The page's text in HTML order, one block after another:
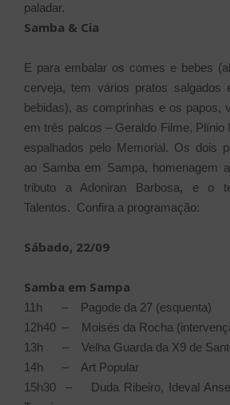
paladar.
Samba & Cia
E para embalar os comes e bebes
cerveja, tem vários pratos salgados
bebidas), as comprinhas e os papos,
em três palcos – Geraldo Filme, Plínio
espalhados pelo Memorial. Os dois
ao Samba em Sampa, homenagem
tributo a Adoniran Barbosa, e o
Talentos. Confira a programação:
Sábado, 22/09
Samba em Sampa
11h – Pagode da 27 (esquenta)
12h40 – Moisés da Rocha
13h – Velha Guarda da X9 de
14h – Art Popular
15h30 – Duda Ribeiro, Ideval